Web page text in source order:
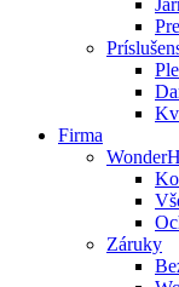
Firma
Záruky